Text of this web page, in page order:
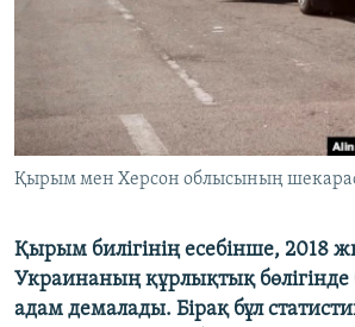
Басқа тілдерде
Қырым мен Херсон облысының
Қырым билігінің есебінше, 2018
Украинаның құрлықтық
адам демалады. Бірақ бұл